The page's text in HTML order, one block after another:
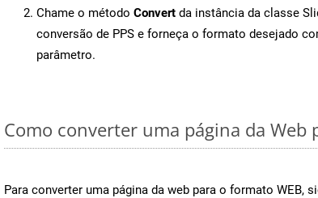
Chame o método Convert da instância da classe
conversão de PPS e forneça o formato desejado
parâmetro.
Como converter uma página da Web
Para converter uma página da web para o formato WEB,